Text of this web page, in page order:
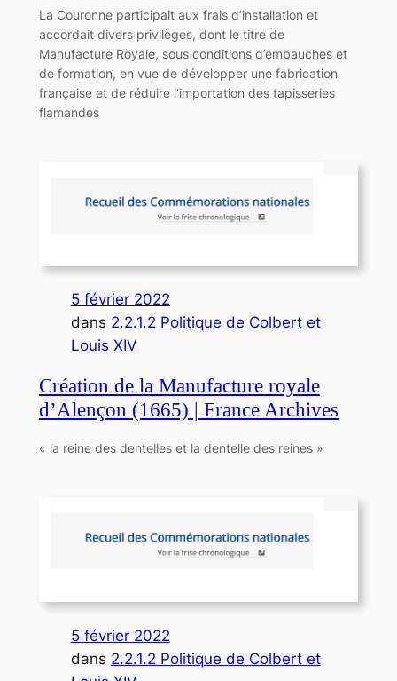
La Couronne participait aux frais d’installation et
accordait divers privilèges, dont le titre de
Manufacture Royale, sous conditions d’embauches et
de formation, en vue de développer une fabrication
française et de réduire l’importation des tapisseries
flamandes
5 février 2022
dans 2.2.1.2 Politique de Colbert et
Louis XIV
Création de la Manufacture royale
d’Alençon (1665) | France Archives
« la reine des dentelles et la dentelle des reines »
5 février 2022
dans 2.2.1.2 Politique de Colbert et